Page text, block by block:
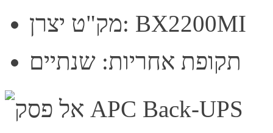
מק"ט יצרן: BX2200MI
תקופת אחריות: שנתיים